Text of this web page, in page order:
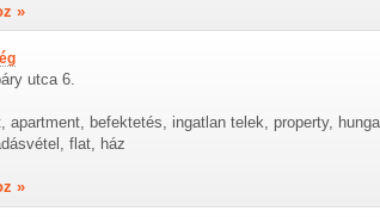
»
utca 6.
apartment, befektetés, ingatlan telek, property,
flat, ház
»